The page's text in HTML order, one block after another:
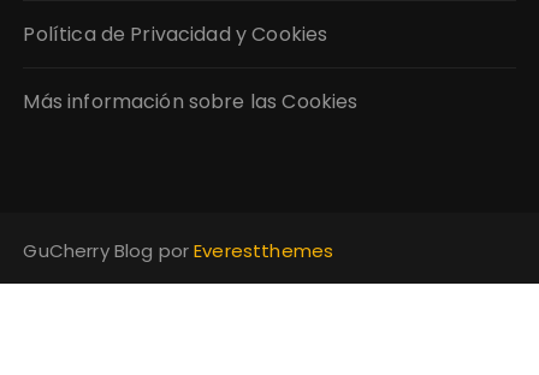
Política de Privacidad y Cookies
Más información sobre las Cookies
GuCherry Blog porEverestthemes